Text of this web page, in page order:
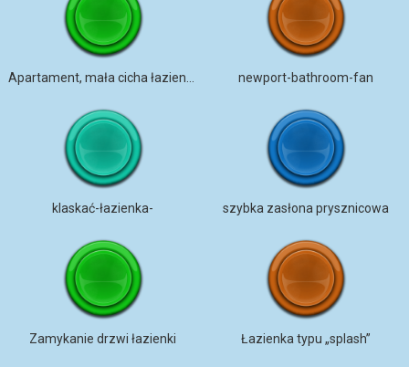
newport-bathroom-fan
klaskać-łazienka- szybka zasłona prysznicowa
Zamykanie drzwi łazienki Łazienka typu „splash”